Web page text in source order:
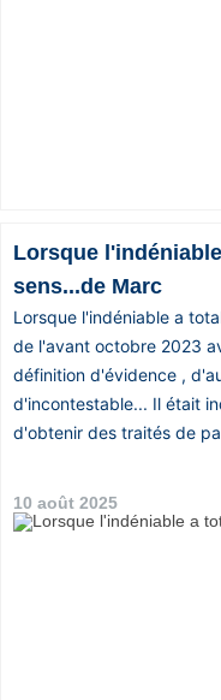
Lorsque
sens...de Marc
Lorsque l'indéniable a
de l'avant octobre 2023
définition d'évidence ,
d'incontestable... Il était
d'obtenir des traités de
10 août 2025